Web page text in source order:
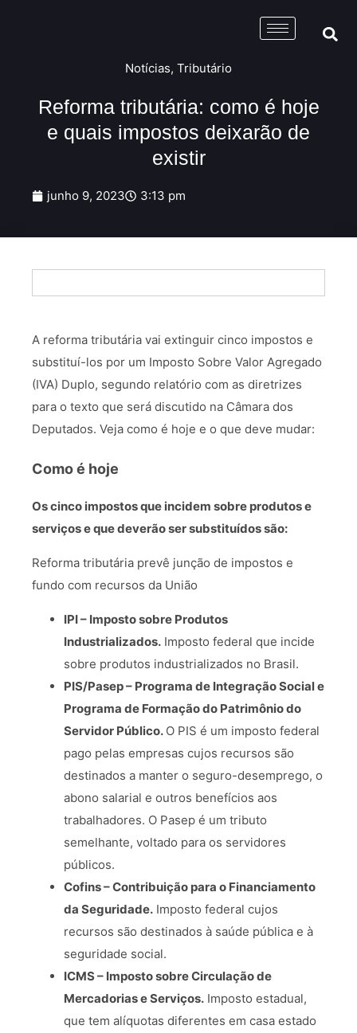
Notícias, Tributário
Reforma tributária: como é hoje
e quais impostos deixarão de
existir
junho 9, 2023 3:13 pm
A reforma tributária vai extinguir cinco impostos e
substituí-los por um Imposto Sobre Valor Agregado
(IVA) Duplo, segundo relatório com as diretrizes
para o texto que será discutido na Câmara dos
Deputados. Veja como é hoje e o que deve mudar:
Como é hoje
Os cinco impostos que incidem sobre produtos e
serviços e que deverão ser substituídos são:
Reforma tributária prevê junção de impostos e
fundo com recursos da União
IPI – Imposto sobre Produtos
Industrializados. Imposto federal que incide
sobre produtos industrializados no Brasil.
PIS/Pasep – Programa de Integração Social e
Programa de Formação do Patrimônio do
Servidor Público. O PIS é um imposto federal
pago pelas empresas cujos recursos são
destinados a manter o seguro-desemprego, o
abono salarial e outros benefícios aos
trabalhadores. O Pasep é um tributo
semelhante, voltado para os servidores
públicos.
Cofins – Contribuição para o Financiamento
da Seguridade. Imposto federal cujos
recursos são destinados à saúde pública e à
seguridade social.
ICMS – Imposto sobre Circulação de
Mercadorias e Serviços. Imposto estadual,
que tem alíquotas diferentes em casa estado